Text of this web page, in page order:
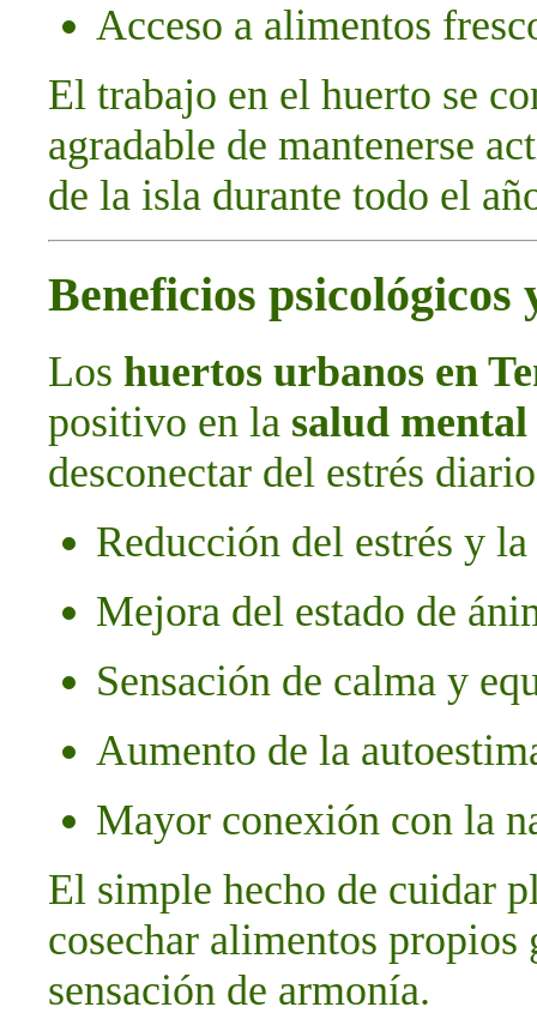
Acceso a alimentos
El trabajo en el huerto se
agradable de mantenerse
de la isla durante todo el
Beneficios psicológicos
Los huertos urbanos en
positivo en la salud
desconectar del estrés
Reducción del estrés y la
Mejora del estado de
Sensación de calma y
Aumento de la
Mayor conexión con la
El simple hecho de cuidar
cosechar alimentos propios
sensación de armonía.